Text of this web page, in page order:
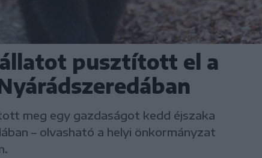
pusztított el a
meg egy gazdaságot kedd éjszaka
– olvasható a helyi önkormányzat